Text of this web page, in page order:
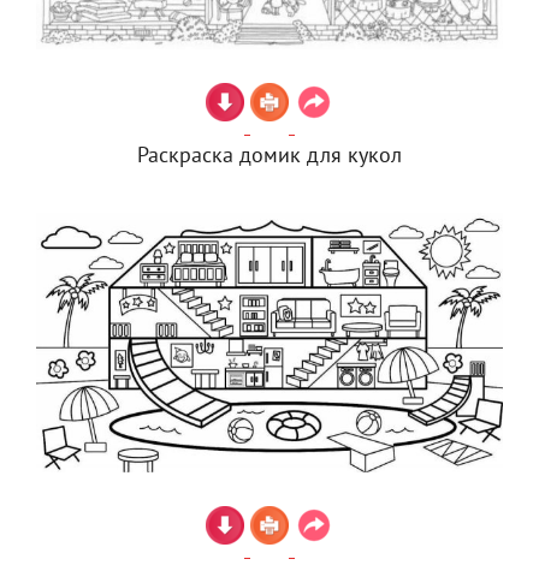
Раскраска домик для кукол